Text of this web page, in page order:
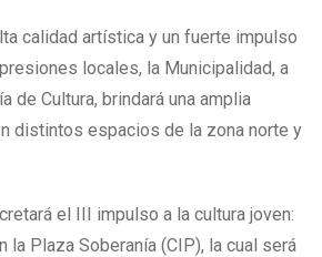
calidad artística y un fuerte impulso
locales, la Municipalidad, a
de Cultura, brindará una amplia
distintos espacios de la zona norte y
el III impulso a la cultura joven:
la Plaza Soberanía (CIP), la cual será